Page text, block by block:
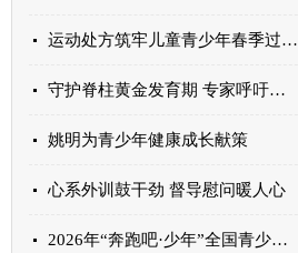
运动处方筑牢儿童青少年春季过敏免疫防线
守护脊柱黄金发育期 专家呼吁低年级课间延长至30分钟
姚明为青少年健康成长献策
心系外训鼓干劲 督导慰问暖人心
2026年“奔跑吧·少年”全国青少年冬季阳光体育大会闭幕